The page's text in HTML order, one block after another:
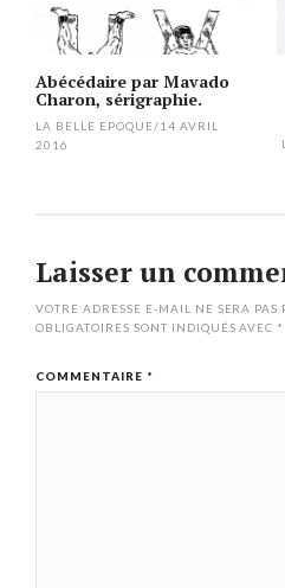
Abécédaire par Mavado
Charon, sérigraphie.
LA BELLE EPOQUE/14 AVRIL
2016
Laisser un
VOTRE ADRESSE E-MAIL NE SERA PAS
OBLIGATOIRES SONT INDIQUÉS AVEC *
COMMENTAIRE *